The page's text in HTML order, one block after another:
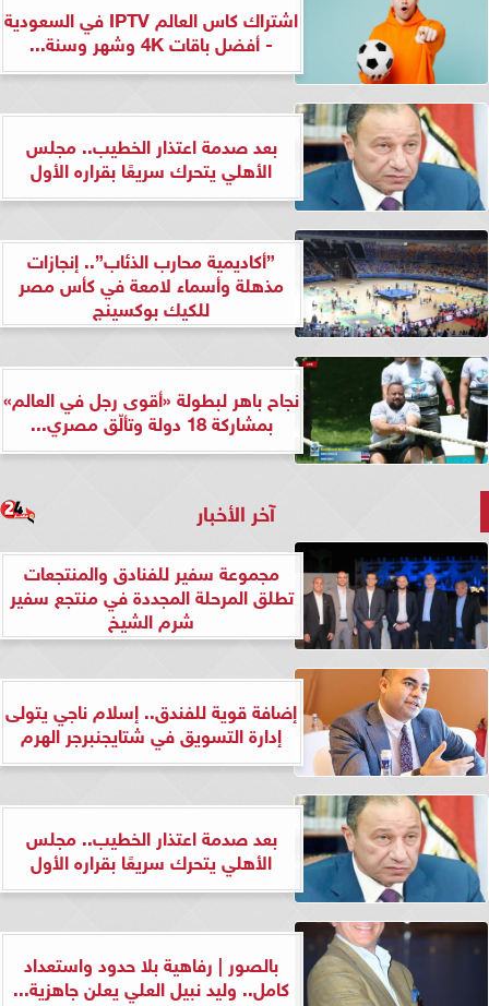
اشتراك كاس العالم IPTV في السعودية
- أفضل باقات 4K وشهر وسنة...
بعد صدمة اعتذار الخطيب.. مجلس
الأهلي يتحرك سريعًا بقراره الأول
”أكاديمية محارب الذئاب”.. إنجازات
مذهلة وأسماء لامعة في كأس مصر
للكيك بوكسينج
نجاح باهر لبطولة «أقوى رجل في العالم»
بمشاركة 18 دولة وتألّق مصري...
آخر الأخبار
مجموعة سفير للفنادق والمنتجعات
تطلق المرحلة المجددة في منتجع سفير
شرم الشيخ
إضافة قوية للفندق.. إسلام ناجي يتولى
إدارة التسويق في شتايجنبرجر الهرم
بعد صدمة اعتذار الخطيب.. مجلس
الأهلي يتحرك سريعًا بقراره الأول
بالصور | رفاهية بلا حدود واستعداد
كامل.. وليد نبيل العلي يعلن جاهزية...